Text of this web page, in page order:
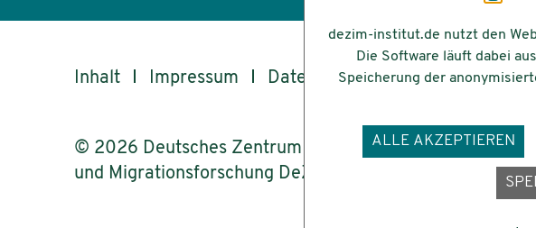
Inhalt Impressum Datenschutz Barrierefreiheit
© 2026 Deutsches Zentrum für Integrations-
und Migrationsforschung DeZIM e.V.
dezim-institut.de nutzt den
Die Software läuft dabei
Speicherung der
ALLE AKZEPTIEREN